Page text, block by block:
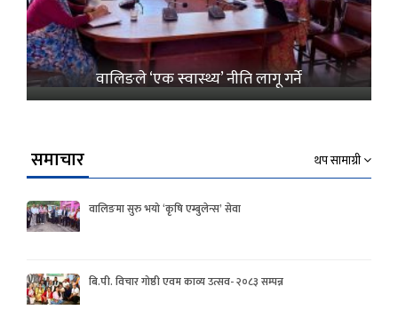
वालिङले ‘एक स्वास्थ्य’ नीति लागू गर्ने
समाचार थप सामाग्री
वालिङमा सुरु भयो ‘कृषि एम्बुलेन्स’ सेवा
बि.पी. विचार गोष्ठी एवम काव्य उत्सव- २०८३ सम्पन्न